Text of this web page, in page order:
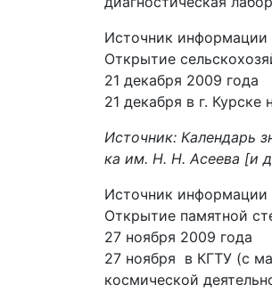
Источник информации
Открытие
21 декабря 2009 года
21 декабря в г.
Источник: Календарь
ка им. Н. Н. Асеева [и
Источник информации
Открытие памятной
27 ноября 2009 года
27 ноября в КГТУ (с
космической